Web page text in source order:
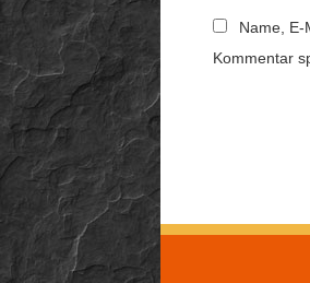
Name, E-
Kommentar